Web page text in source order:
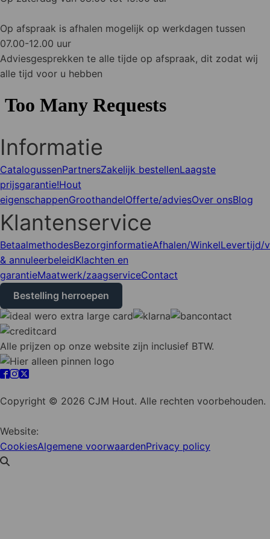
Op afspraak is afhalen mogelijk op werkdagen tussen
07.00-12.00 uur
Adviesgesprekken te alle tijde op afspraak, dit zodat wij
alle tijd voor u hebben
Informatie
CatalogussenPartnersZakelijk bestellenLaagste
prijsgarantie!Hout
eigenschappenGroothandelOfferte/adviesOver onsBlog
Klantenservice
BetaalmethodesBezorginformatieAfhalen/WinkelLevertijd/
& annuleerbeleidKlachten en
garantieMaatwerk/zaagserviceContact
Bestelling herroepen
Alle prijzen op onze website zijn inclusief BTW.
Copyright © 2026 CJM Hout. Alle rechten voorbehouden.
Website:
CookiesAlgemene voorwaardenPrivacy policy